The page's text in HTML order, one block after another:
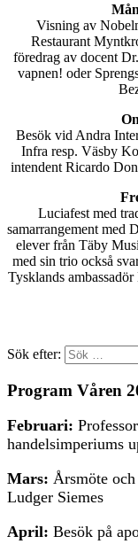
Visning av
Restaurant
föredrag av docent
vapnen! oder
Besök vid Andra
Infra resp. Väsby
intendent Ricardo
Luciafest med
samarrangement med
elever från Täby
med sin trio också
Tysklands
Sök efter:
Program Våren
Februari:
handelsimperiums
Mars: Årsmöte och
Ludger Siemes
April: Besök på